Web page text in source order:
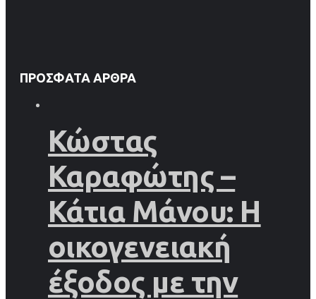
ΠΡΌΣΦΑΤΑ ΆΡΘΡΑ
Κώστας
Καραφώτης –
Κάτια Μάνου: Η
οικογενειακή
έξοδος με την